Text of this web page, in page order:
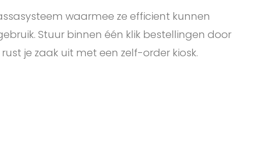
waarmee ze efficient kunnen
Stuur binnen één klik bestellingen door
je zaak uit met een zelf-order kiosk.